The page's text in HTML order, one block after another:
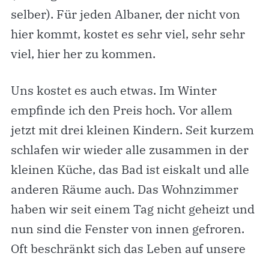
selber). Für jeden Albaner, der nicht von
hier kommt, kostet es sehr viel, sehr sehr
viel, hier her zu kommen.
Uns kostet es auch etwas. Im Winter
empfinde ich den Preis hoch. Vor allem
jetzt mit drei kleinen Kindern. Seit kurzem
schlafen wir wieder alle zusammen in der
kleinen Küche, das Bad ist eiskalt und alle
anderen Räume auch. Das Wohnzimmer
haben wir seit einem Tag nicht geheizt und
nun sind die Fenster von innen gefroren.
Oft beschränkt sich das Leben auf unsere